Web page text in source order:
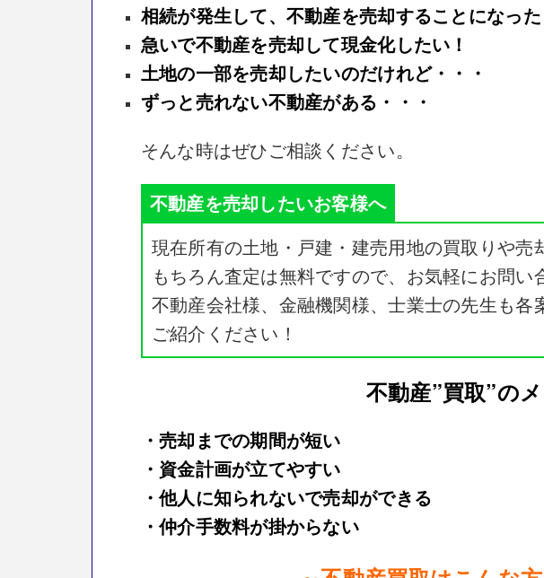
相続が発生して、不動産を売却することになった
急いで不動産を売却して現金化したい！
土地の一部を売却したいのだけれど・・・
ずっと売れない不動産がある・・・
そんな時はぜひご相談ください。
不動産を売却したいお客様へ
現在所有の土地・戸建・建売用地の買取りや売
もちろん査定は無料ですので、お気軽にお問い
不動産会社様、金融機関様、士業士の先生も各
ご紹介ください！
不動産”買取”の
・売却までの期間が短い
・資金計画が立てやすい
・他人に知られないで売却ができる
・仲介手数料が掛からない